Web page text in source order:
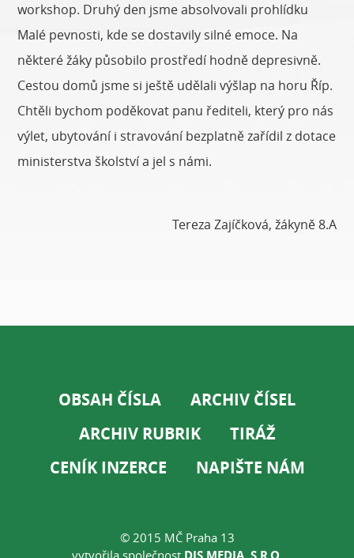
workshop. Druhý den jsme absolvovali prohlídku
Malé pevnosti, kde se dostavily silné emoce. Na
některé žáky působilo prostředí hodně depresivně.
Cestou domů jsme si ještě udělali výšlap na horu Říp.
Chtěli bychom poděkovat panu řediteli, který pro nás
výlet, ubytování i stravování bezplatně zařídil z dotace
ministerstva školství a jel s námi.
Tereza Zajíčková, žákyně 8.A
OBSAH ČÍSLA
ARCHIV ČÍSEL
ARCHIV RUBRIK
TIRÁŽ
CENÍK INZERCE
NAPIŠTE NÁM
© 2015 MČ Praha 13